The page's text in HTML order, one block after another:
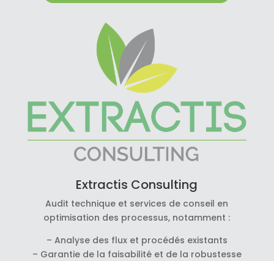
Extractis Consulting
Audit technique et services de conseil en
optimisation des processus, notamment :
– Analyse des flux et procédés existants
– Garantie de la faisabilité et de la robustesse